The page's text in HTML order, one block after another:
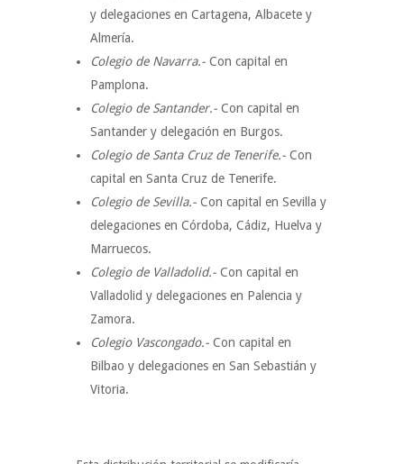
y delegaciones en Cartagena, Albacete y
Almería.
Colegio de Navarra.- Con capital en
Pamplona.
Colegio de Santander.- Con capital en
Santander y delegación en Burgos.
Colegio de Santa Cruz de Tenerife.- Con
capital en Santa Cruz de Tenerife.
Colegio de Sevilla.- Con capital en Sevilla y
delegaciones en Córdoba, Cádiz, Huelva y
Marruecos.
Colegio de Valladolid.- Con capital en
Valladolid y delegaciones en Palencia y
Zamora.
Colegio Vascongado.- Con capital en
Bilbao y delegaciones en San Sebastián y
Vitoria.